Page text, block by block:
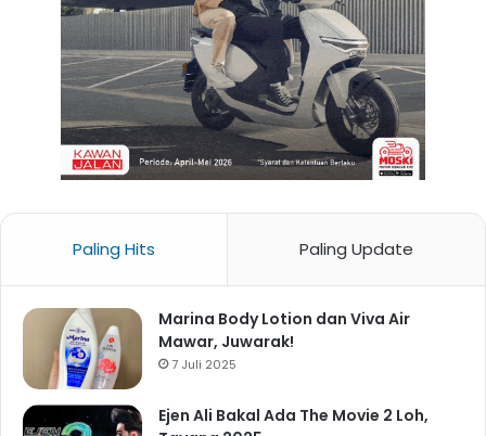
Paling Hits Paling Update
Marina Body Lotion dan Viva Air
Mawar, Juwarak!
7 Juli 2025
Ejen Ali Bakal Ada The Movie 2 Loh,